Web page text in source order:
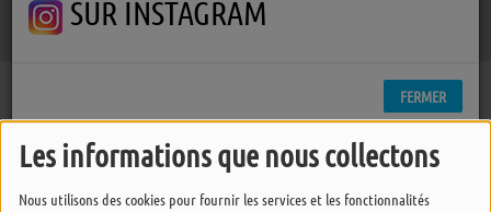
Les informations que nous collectons
Nous utilisons des cookies pour fournir les services et les fonctionnalités
SUR INSTAGRAM
FERMER